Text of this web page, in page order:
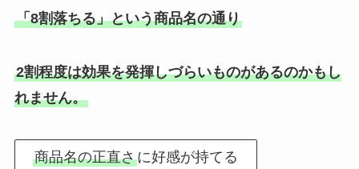
「8割落ちる」という商品名の通り
2割程度は効果を発揮しづらいものがあるのかもし
れません。
商品名の正直さに好感が持てる